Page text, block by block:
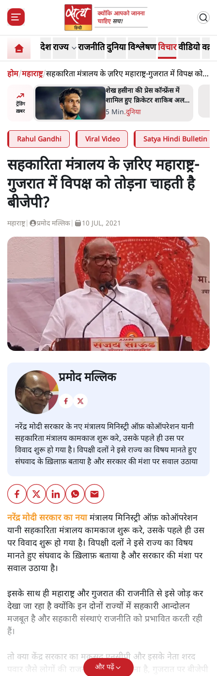
देशराज्य राजनीतिदुनियाविश्लेषणविचारवीडियो
होम/महाराष्ट्र/सहकारिता मंत्रालय के ज़रिए महाराष्ट्र-गुजरात में विपक्ष को
तोड़ना चाहती है बीजेपी?
ट्रेंडिंग
ख़बर
अहमद
में बंद
शेख हसीना की प्रेस कॉन्फ्रेंस में
शामिल हुए क्रिकेटर शाकिब अल
हसन के घर पर पेट्रोल बम से हमला
5 Min.दुनिया
Rahul Gandhi Viral Video Satya Hindi Bulletin
सहकारिता मंत्रालय के ज़रिए महाराष्ट्र-
गुजरात में विपक्ष को तोड़ना चाहती है
बीजेपी?
महाराष्ट्र| प्रमोद मल्लिक 10 JUL, 2021
प्रमोद मल्लिक
नरेंद्र मोदी सरकार के नए मंत्रालय मिनिस्ट्री ऑफ़ कोऑपरेशन यानी
सहकारिता मंत्रालय कामकाज शुरू करे, उसके पहले ही उस पर
विवाद शुरू हो गया है। विपक्षी दलों ने इसे राज्य का विषय मानते हुए
संघवाद के ख़िलाफ़ बताया है और सरकार की मंशा पर सवाल उठाया
नरेंद्र मोदी सरकार का नयामंत्रालय मिनिस्ट्री ऑफ़ कोऑपरेशन
यानी सहकारिता मंत्रालय कामकाज शुरू करे, उसके पहले ही उस
पर विवाद शुरू हो गया है। विपक्षी दलों ने इसे राज्य का विषय
मानते हुए संघवाद के ख़िलाफ़ बताया है और सरकार की मंशा पर
सवाल उठाया है।
इसके साथ ही महाराष्ट्र और गुजरात की राजनीति से इसे जोड़ कर
देखा जा रहा है क्योंकि इन दोनों राज्यों में सहकारी आन्दोलन
मजबूत है और सहकारी संस्थाएं राजनीति को प्रभावित करती रही
हैं।
तो क्या केंद्र सरकार का मक़सद एनसीपी और इसके नेता शरद
पवार जैसे लोगों की राजनीति को कुंद करना है, गुजरात पर बीजेपी
और पढ़ें